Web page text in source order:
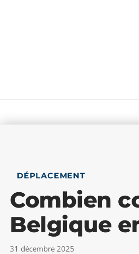
DÉPLACEMENT
Combien
Belgique
31 décembre 2025